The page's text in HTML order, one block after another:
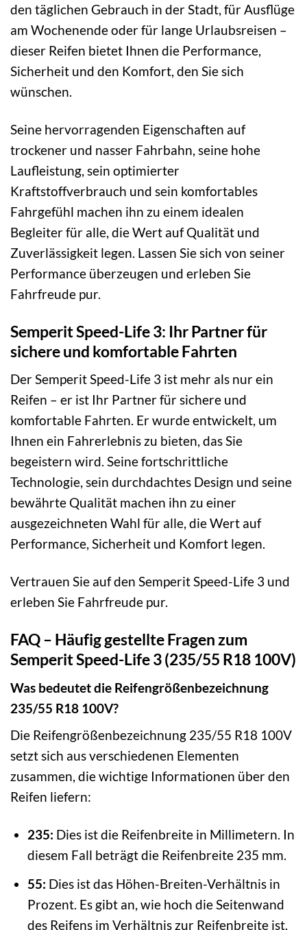
den täglichen Gebrauch in der Stadt, für Ausflüge
am Wochenende oder für lange Urlaubsreisen –
dieser Reifen bietet Ihnen die Performance,
Sicherheit und den Komfort, den Sie sich
wünschen.
Seine hervorragenden Eigenschaften auf
trockener und nasser Fahrbahn, seine hohe
Laufleistung, sein optimierter
Kraftstoffverbrauch und sein komfortables
Fahrgefühl machen ihn zu einem idealen
Begleiter für alle, die Wert auf Qualität und
Zuverlässigkeit legen. Lassen Sie sich von seiner
Performance überzeugen und erleben Sie
Fahrfreude pur.
Semperit Speed-Life 3: Ihr Partner für
sichere und komfortable Fahrten
Der Semperit Speed-Life 3 ist mehr als nur ein
Reifen – er ist Ihr Partner für sichere und
komfortable Fahrten. Er wurde entwickelt, um
Ihnen ein Fahrerlebnis zu bieten, das Sie
begeistern wird. Seine fortschrittliche
Technologie, sein durchdachtes Design und seine
bewährte Qualität machen ihn zu einer
ausgezeichneten Wahl für alle, die Wert auf
Performance, Sicherheit und Komfort legen.
Vertrauen Sie auf den Semperit Speed-Life 3 und
erleben Sie Fahrfreude pur.
FAQ – Häufig gestellte Fragen zum
Semperit Speed-Life 3 (235/55 R18 100V)
Was bedeutet die Reifengrößenbezeichnung
235/55 R18 100V?
Die Reifengrößenbezeichnung 235/55 R18 100V
setzt sich aus verschiedenen Elementen
zusammen, die wichtige Informationen über den
Reifen liefern:
235: Dies ist die Reifenbreite in Millimetern. In
diesem Fall beträgt die Reifenbreite 235 mm.
55: Dies ist das Höhen-Breiten-Verhältnis in
Prozent. Es gibt an, wie hoch die Seitenwand
des Reifens im Verhältnis zur Reifenbreite ist.